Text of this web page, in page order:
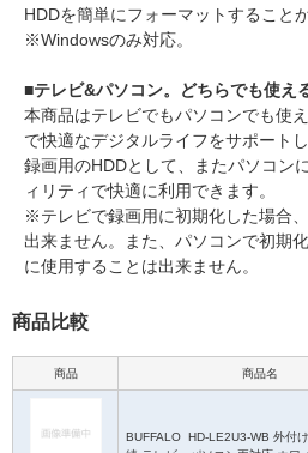
HDDを簡単にフォーマットすること
※Windowsのみ対応。
■テレビ&パソコン。どちらでも使え
本商品はテレビでもパソコンでも使
で快適なデジタルライフをサポート
録画用のHDDとして、またパソコン
ィリティで快適に利用できます。
※テレビで録画用に初期化した場合
出来ません。また、パソコンで初期
に使用することは出来ません。
商品比較
商品 商品名
BUFFALO